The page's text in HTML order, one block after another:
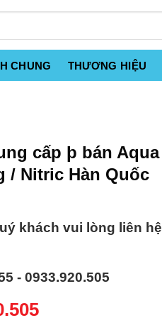
CHUNG THƯƠNG HIỆU
cấp þ bán Aqua
/ Nitric Hàn Quốc
khách vui lòng liên hệ
- 0933.920.505